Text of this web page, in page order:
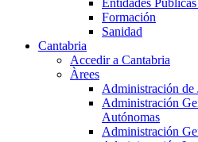
Entidades
Formación
Sanidad
Cantabria
Accedir a Cantabria
Àrees
Administración de
Administración
Autónomas
Administración